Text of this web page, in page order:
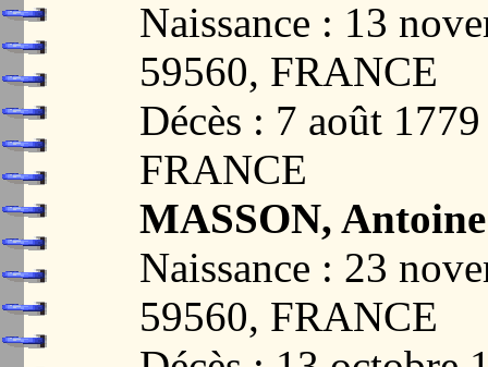
Naissance : 13
59560, FRANCE
Décès : 7 août
FRANCE
MASSON,
Naissance : 23
59560, FRANCE